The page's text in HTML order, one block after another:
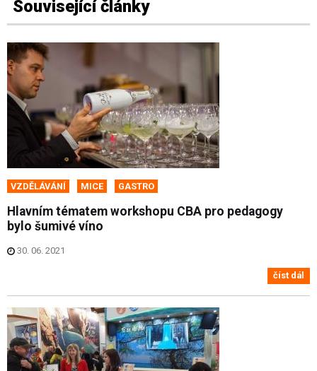
Související články
VZDĚLÁVÁNÍ MICE GASTRO
Hlavním tématem workshopu CBA pro pedagogy
bylo šumivé víno
30. 06. 2021
číst dál